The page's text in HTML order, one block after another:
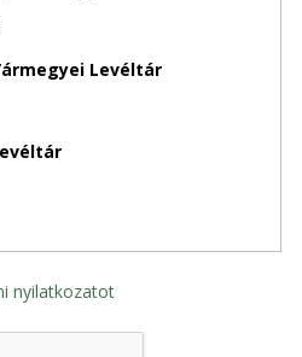
Levéltár
nyilatkozatot